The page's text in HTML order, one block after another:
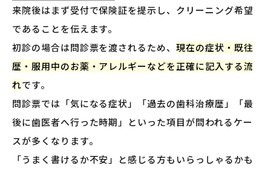
来院後はまず受付で保険証を提示し、クリーニング希望
であることを伝えます。
初診の場合は問診票を渡されるため、 現在の症状・既往
歴・服用中のお薬・アレルギーなどを正確に記入する流
れです。
問診票では「気になる症状」「過去の歯科治療歴」「最
後に歯医者へ行った時期」といった項目が問われるケー
スが多くなります。
「うまく書けるか不安」と感じる方もいらっしゃるかも